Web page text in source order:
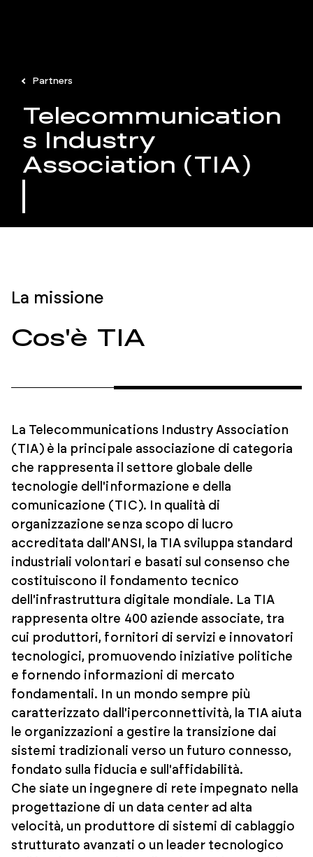
Partners
Telecommunication
s Industry
Association (TIA)
La missione
Cos'è TIA
La Telecommunications Industry Association
(TIA) è la principale associazione di categoria
che rappresenta il settore globale delle
tecnologie dell'informazione e della
comunicazione (TIC). In qualità di
organizzazione senza scopo di lucro
accreditata dall'ANSI, la TIA sviluppa standard
industriali volontari e basati sul consenso che
costituiscono il fondamento tecnico
dell'infrastruttura digitale mondiale. La TIA
rappresenta oltre 400 aziende associate, tra
cui produttori, fornitori di servizi e innovatori
tecnologici, promuovendo iniziative politiche
e fornendo informazioni di mercato
fondamentali. In un mondo sempre più
caratterizzato dall'iperconnettività, la TIA aiuta
le organizzazioni a gestire la transizione dai
sistemi tradizionali verso un futuro connesso,
fondato sulla fiducia e sull'affidabilità.
Che siate un ingegnere di rete impegnato nella
progettazione di un data center ad alta
velocità, un produttore di sistemi di cablaggio
strutturato avanzati o un leader tecnologico